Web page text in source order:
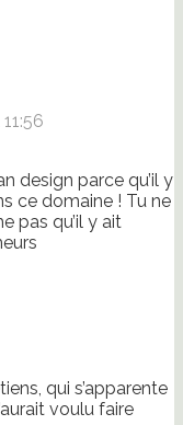
design parce qu’il y
ce domaine ! Tu ne
pas qu’il y ait
qui s’apparente
voulu faire